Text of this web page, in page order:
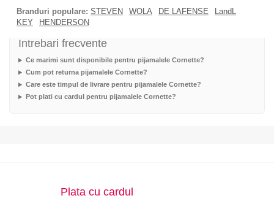
Branduri populare: STEVEN WOLA DE LAFENSE
LandL
KEY
HENDERSON
Intrebari frecvente
Ce marimi sunt disponibile pentru pijamalele Cornette?
Cum pot returna pijamalele Cornette?
Care este timpul de livrare pentru pijamalele Cornette?
Pot plati cu cardul pentru pijamalele Cornette?
Plata cu cardul